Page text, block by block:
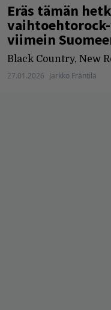
Eräs tämän
viimein
Black Country, New
27.01.2026 Jarkko Fräntilä